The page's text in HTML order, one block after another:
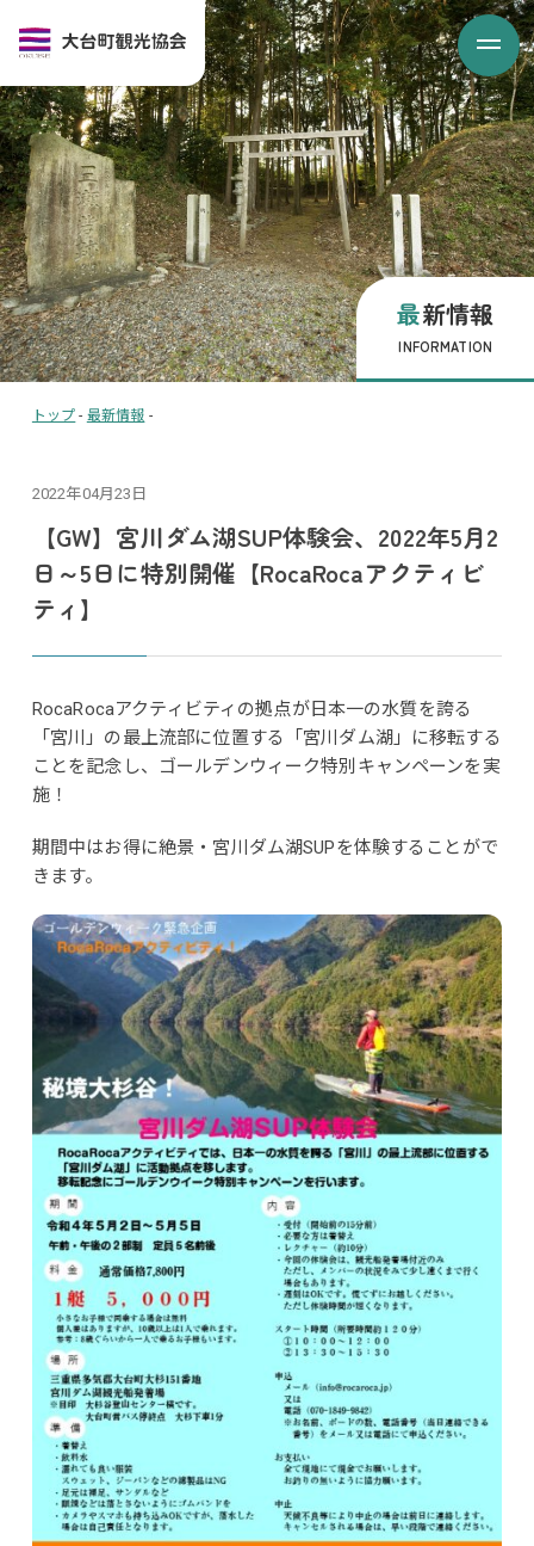
最新情報
INFORMATION
トップ - 最新情報 -
2022年04月23日
【GW】宮川ダム湖SUP体験会、2022年5月2
日～5日に特別開催【RocaRocaアクティビ
ティ】
RocaRocaアクティビティの拠点が日本一の水質を誇る
「宮川」の最上流部に位置する「宮川ダム湖」に移転する
ことを記念し、ゴールデンウィーク特別キャンペーンを実
施！
期間中はお得に絶景・宮川ダム湖SUPを体験することがで
きます。